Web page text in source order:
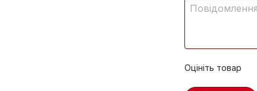
Оцініть товар